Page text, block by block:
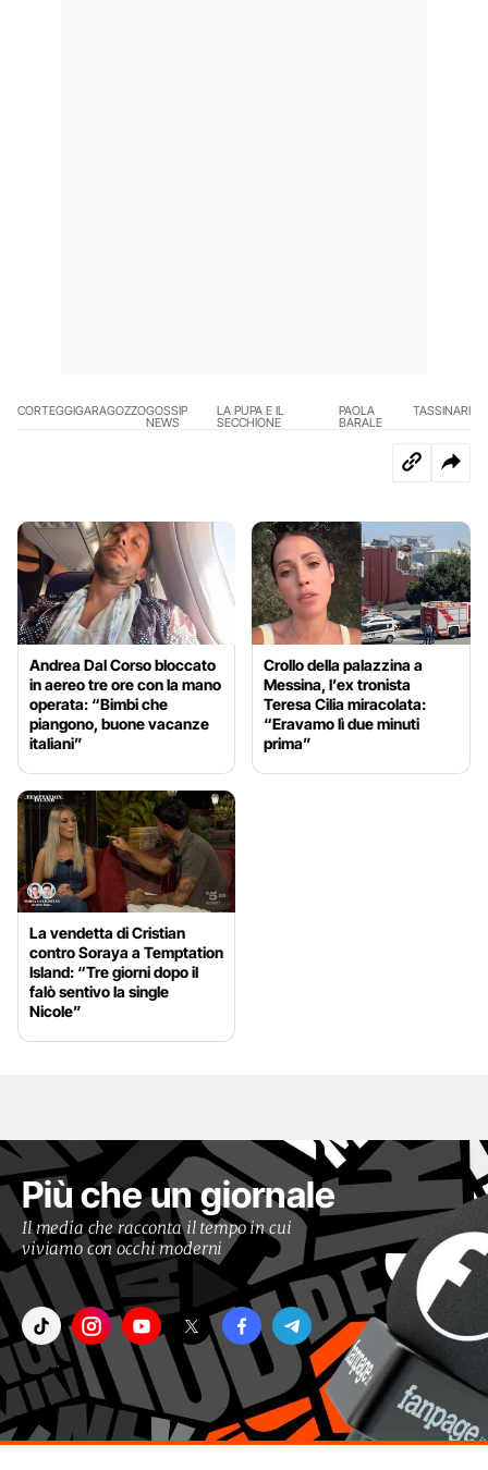
CORTEGGIGARAGOZZOGOSSIP
NEWS
LA PUPA E IL
SECCHIONE
PAOLA
BARALE
TASSINARI
Andrea Dal Corso bloccato
in aereo tre ore con la mano
operata: “Bimbi che
piangono, buone vacanze
italiani”
Crollo della palazzina a
Messina, l’ex tronista
Teresa Cilia miracolata:
“Eravamo lì due minuti
prima”
La vendetta di Cristian
contro Soraya a Temptation
Island: “Tre giorni dopo il
falò sentivo la single
Nicole”
Più che un giornale
Il media che racconta il tempo in cui
viviamo con occhi moderni